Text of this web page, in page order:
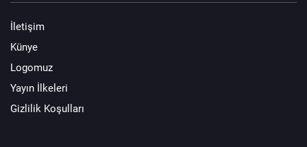
İletişim
Künye
Logomuz
Yayın İlkeleri
Gizlilik Koşulları